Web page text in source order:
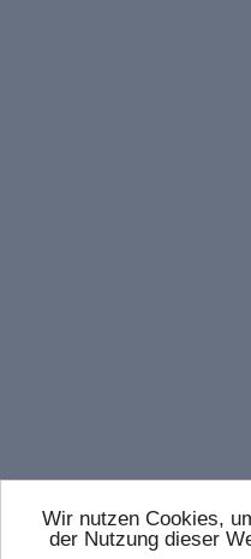
Wir nutzen Cookies,
der Nutzung dieser